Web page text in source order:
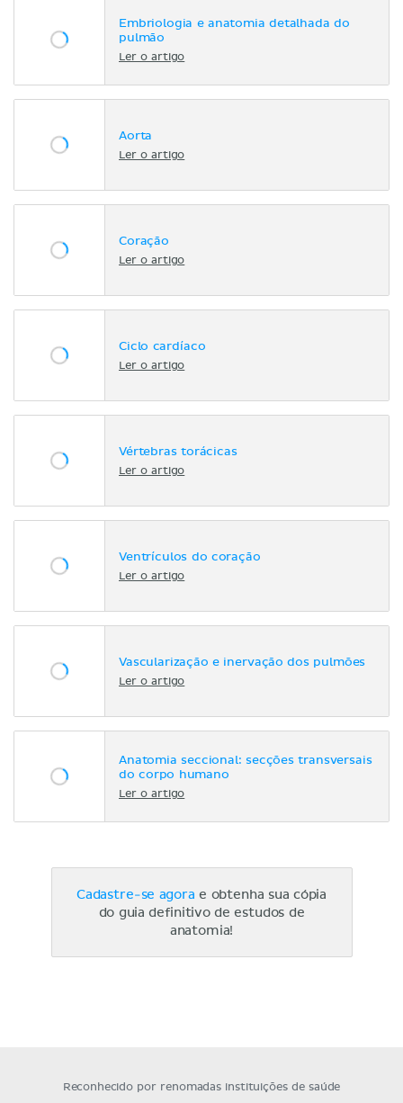
Embriologia e anatomia detalhada do
pulmão
Ler o artigo
Aorta
Ler o artigo
Coração
Ler o artigo
Ciclo cardíaco
Ler o artigo
Vértebras torácicas
Ler o artigo
Ventrículos do coração
Ler o artigo
Vascularização e inervação dos pulmões
Ler o artigo
Anatomia seccional: secções transversais
do corpo humano
Ler o artigo
Cadastre-se agora e obtenha sua cópia
do guia definitivo de estudos de
anatomia!
Reconhecido por renomadas instituições de saúde